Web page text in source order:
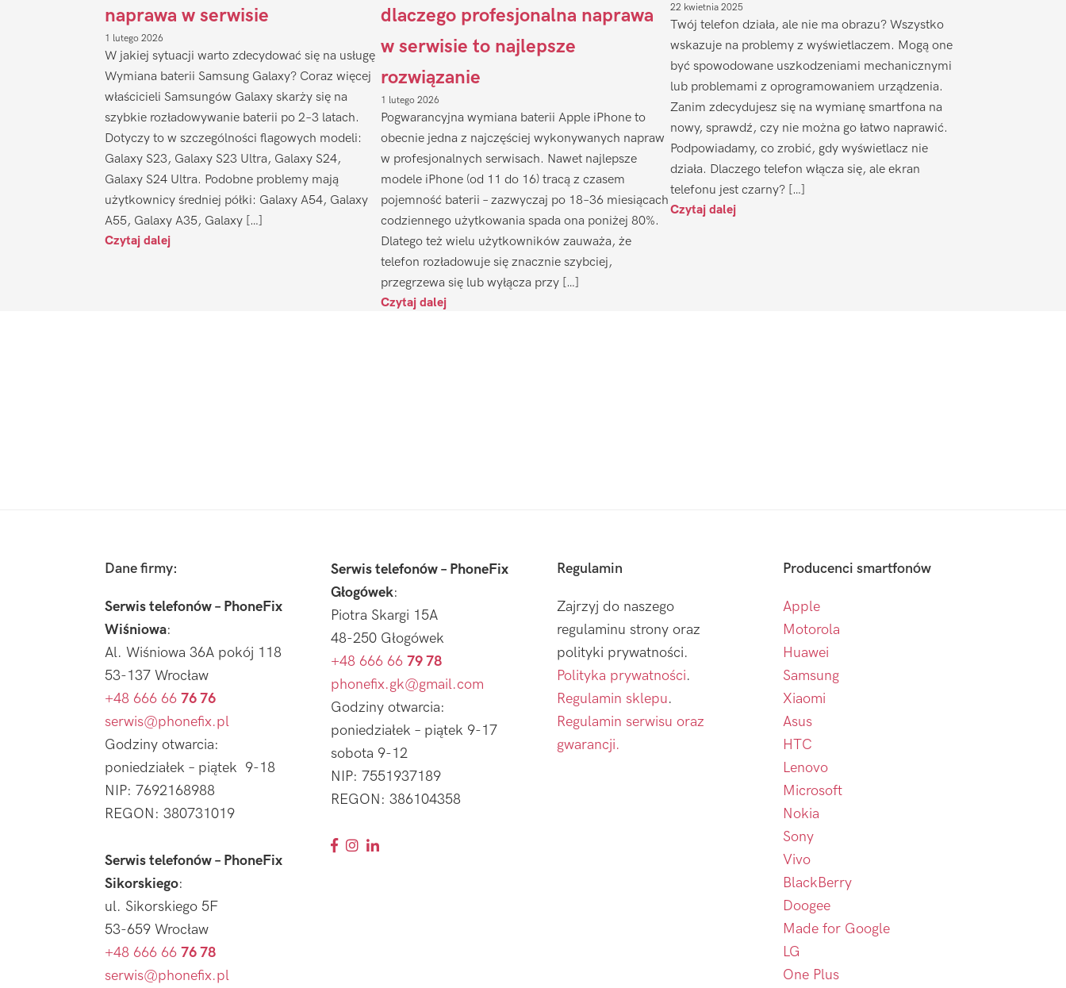
naprawa w serwisie
1 lutego 2026
W jakiej sytuacji warto zdecydować się na usługę
Wymiana baterii Samsung Galaxy? Coraz więcej
właścicieli Samsungów Galaxy skarży się na
szybkie rozładowywanie baterii po 2–3 latach.
Dotyczy to w szczególności flagowych modeli:
Galaxy S23, Galaxy S23 Ultra, Galaxy S24,
Galaxy S24 Ultra. Podobne problemy mają
użytkownicy średniej półki: Galaxy A54, Galaxy
A55, Galaxy A35, Galaxy […]
Czytaj dalej
dlaczego profesjonalna naprawa
w serwisie to najlepsze
rozwiązanie
1 lutego 2026
Pogwarancyjna wymiana baterii Apple iPhone to
obecnie jedna z najczęściej wykonywanych napraw
w profesjonalnych serwisach. Nawet najlepsze
modele iPhone (od 11 do 16) tracą z czasem
pojemność baterii – zazwyczaj po 18–36 miesiącach
codziennego użytkowania spada ona poniżej 80%.
Dlatego też wielu użytkowników zauważa, że
telefon rozładowuje się znacznie szybciej,
przegrzewa się lub wyłącza przy […]
Czytaj dalej
22 kwietnia 2025
Twój telefon działa, ale nie ma obrazu? Wszystko
wskazuje na problemy z wyświetlaczem. Mogą one
być spowodowane uszkodzeniami mechanicznymi
lub problemami z oprogramowaniem urządzenia.
Zanim zdecydujesz się na wymianę smartfona na
nowy, sprawdź, czy nie można go łatwo naprawić.
Podpowiadamy, co zrobić, gdy wyświetlacz nie
działa. Dlaczego telefon włącza się, ale ekran
telefonu jest czarny? […]
Czytaj dalej
Dane firmy:
Serwis telefonów – PhoneFix
Wiśniowa:
Al. Wiśniowa 36A pokój 118
53-137 Wrocław
+48 666 66 76 76
serwis@phonefix.pl
Godziny otwarcia:
poniedziałek – piątek 9-18
NIP: 7692168988
REGON: 380731019
Serwis telefonów – PhoneFix
Sikorskiego:
ul. Sikorskiego 5F
53-659 Wrocław
+48 666 66 76 78
serwis@phonefix.pl
Serwis telefonów – PhoneFix
Głogówek:
Piotra Skargi 15A
48-250 Głogówek
+48 666 66 79 78
phonefix.gk@gmail.com
Godziny otwarcia:
poniedziałek – piątek 9-17
sobota 9-12
NIP: 7551937189
REGON: 386104358
Regulamin
Zajrzyj do naszego
regulaminu strony oraz
polityki prywatności.
Polityka prywatności.
Regulamin sklepu.
Regulamin serwisu oraz
gwarancji.
Producenci smartfonów
Apple
Motorola
Huawei
Samsung
Xiaomi
Asus
HTC
Lenovo
Microsoft
Nokia
Sony
Vivo
BlackBerry
Doogee
Made for Google
LG
One Plus